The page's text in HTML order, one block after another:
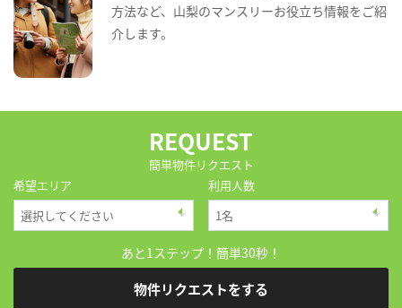
方法など、山梨のマンスリーお役立ち情報をご紹
介します。
REQUEST
簡単物件リクエスト
希望エリア
利用人数
あと1ステップ！簡単30秒！
物件リクエストをする